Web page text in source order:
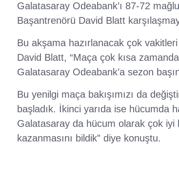
Galatasaray Odeabank’ı 87-72
Başantrenörü David Blatt
Bu akşama hazırlanacak çok
David Blatt, “Maça çok kısa
Galatasaray Odeabank’a sezon
Bu yenilgi maça bakışımızı da
başladık. İkinci yarıda ise hücumda
Galatasaray da hücum olarak çok iyi
kazanmasını bildik” diye konuştu.